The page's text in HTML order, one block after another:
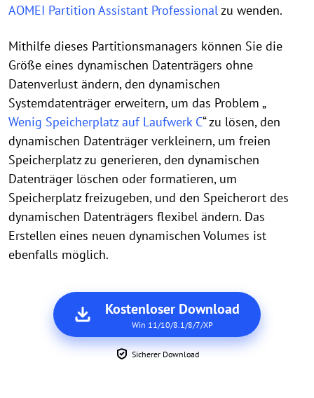
AOMEI Partition Assistant Professionalzu wenden.
Mithilfe dieses Partitionsmanagers können Sie die
Größe eines dynamischen Datenträgers ohne
Datenverlust ändern, den dynamischen
Systemdatenträger erweitern, um das Problem „
Wenig Speicherplatz auf Laufwerk C“ zu lösen, den
dynamischen Datenträger verkleinern, um freien
Speicherplatz zu generieren, den dynamischen
Datenträger löschen oder formatieren, um
Speicherplatz freizugeben, und den Speicherort des
dynamischen Datenträgers flexibel ändern. Das
Erstellen eines neuen dynamischen Volumes ist
ebenfalls möglich.
Kostenloser Download
Win 11/10/8.1/8/7/XP
Sicherer Download